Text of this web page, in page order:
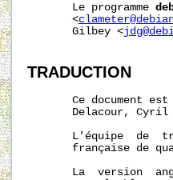
       Le programme
       <
       Gilbey <
TRADUCTION
Ce document
Delacour, Cyril
L'équipe  de
française de
La  version